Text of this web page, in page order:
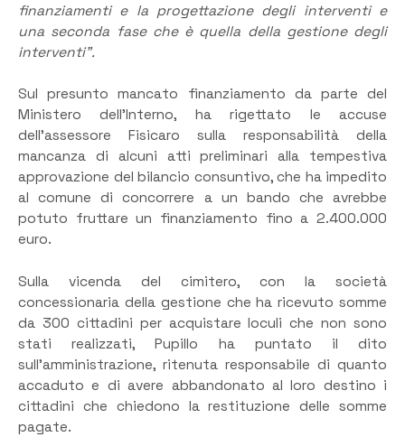
finanziamenti e la progettazione degli interventi e
una seconda fase che è quella della gestione degli
interventi”.
Sul presunto mancato finanziamento da parte del
Ministero dell’Interno, ha rigettato le accuse
dell’assessore Fisicaro sulla responsabilità della
mancanza di alcuni atti preliminari alla tempestiva
approvazione del bilancio consuntivo, che ha impedito
al comune di concorrere a un bando che avrebbe
potuto fruttare un finanziamento fino a 2.400.000
euro.
Sulla vicenda del cimitero, con la società
concessionaria della gestione che ha ricevuto somme
da 300 cittadini per acquistare loculi che non sono
stati realizzati, Pupillo ha puntato il dito
sull’amministrazione, ritenuta responsabile di quanto
accaduto e di avere abbandonato al loro destino i
cittadini che chiedono la restituzione delle somme
pagate.